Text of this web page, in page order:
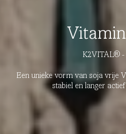
K2VITAL® -
Een unieke vorm van soja vrije
stabiel en langer